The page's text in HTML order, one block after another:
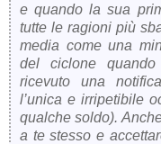
e quando la sua
tutte le ragioni più
media come una
del ciclone
ricevuto una
l’unica e irripetibile
qualche soldo).
a te stesso e